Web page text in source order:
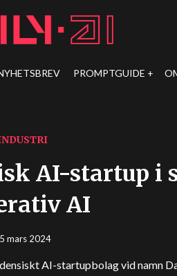
PROMPTGUIDE
AI-startup i
AI
mars 2024
AI-startupbolag vid namn